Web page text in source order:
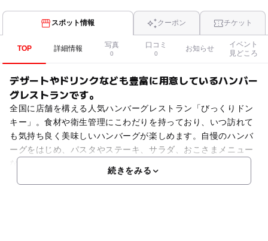
スポット情報 クーポン チケット
TOP 詳細情報 写真
0
口コミ
0
お知らせ
イベント
見どころ
デザートやドリンクなども豊富に用意しているハンバー
グレストランです。
全国に店舗を構える人気ハンバーグレストラン「びっくりドン
キー」。食材や衛生管理にこわだりを持っており、いつ訪れて
も気持ち良く美味しいハンバーグが楽しめます。自慢のハンバ
ーグをはじめ、パスタやステーキ、サラダ、おこさまメニュー
続きをみる